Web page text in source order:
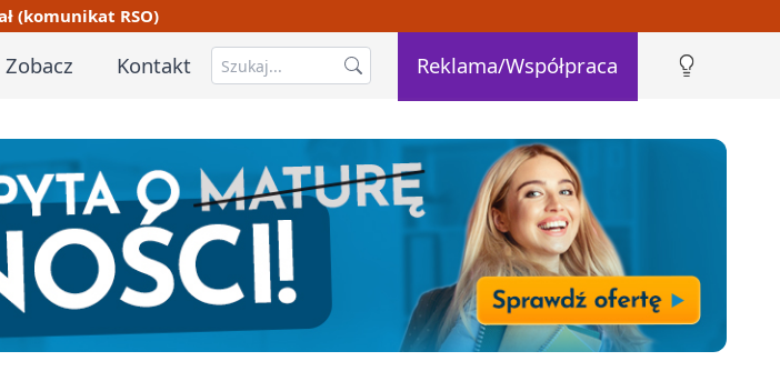
(komunikat RSO)
Zobacz Kontakt Reklama/Współpraca